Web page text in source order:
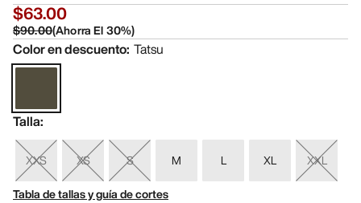
$63.00
$90.00(Ahorra El30%)
Color en descuento: Tatsu
Talla:
XXS XS S M L XL
XXL
Tabla de tallas y guía de cortes